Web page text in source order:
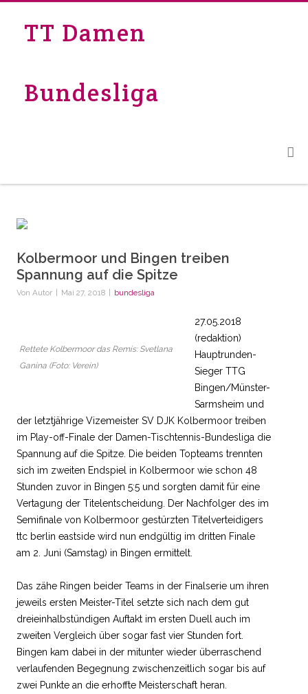
TT Damen
Bundesliga
Kolbermoor und Bingen treiben
Spannung auf die Spitze
Von Autor Mai 27, 2018 bundesliga
Rettete Kolbermoor das Remis: Svetlana
Ganina (Foto: Verein)
27.05.2018
(redaktion)
Hauptrunden-
Sieger TTG
Bingen/Münster-
Sarmsheim und
der letztjährige Vizemeister SV DJK Kolbermoor treiben
im Play-off-Finale der Damen-Tischtennis-Bundesliga die
Spannung auf die Spitze. Die beiden Topteams trennten
sich im zweiten Endspiel in Kolbermoor wie schon 48
Stunden zuvor in Bingen 5:5 und sorgten damit für eine
Vertagung der Titelentscheidung. Der Nachfolger des im
Semifinale von Kolbermoor gestürzten Titelverteidigers
ttc berlin eastside wird nun endgültig im dritten Finale
am 2. Juni (Samstag) in Bingen ermittelt.
Das zähe Ringen beider Teams in der Finalserie um ihren
jeweils ersten Meister-Titel setzte sich nach dem gut
dreieinhalbstündigen Auftakt im ersten Duell auch im
zweiten Vergleich über sogar fast vier Stunden fort.
Bingen kam dabei in der mitunter wieder überraschend
verlaufenden Begegnung zwischenzeitlich sogar bis auf
zwei Punkte an die erhoffte Meisterschaft heran.